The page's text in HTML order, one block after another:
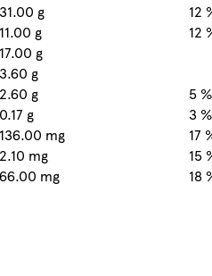
31.00 g
12
11.00 g
12
17.00 g
3.60 g
2.60 g
5 %
0.17 g
3 %
136.00 mg
17
2.10 mg
15
66.00 mg 18